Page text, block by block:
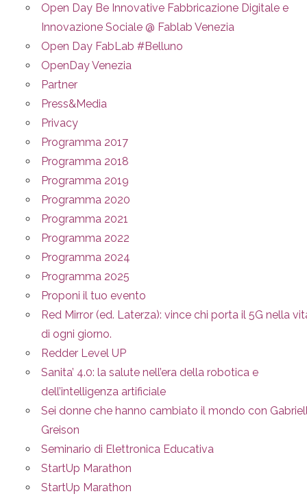
Open Day Be Innovative Fabbricazione Digitale e
Innovazione Sociale @ Fablab Venezia
Open Day FabLab #Belluno
OpenDay Venezia
Partner
Press&Media
Privacy
Programma 2017
Programma 2018
Programma 2019
Programma 2020
Programma 2021
Programma 2022
Programma 2024
Programma 2025
Proponi il tuo evento
Red Mirror (ed. Laterza): vince chi porta il 5G nella
di ogni giorno.
Redder Level UP
Sanita’ 4.0: la salute nell’era della robotica e
dell’intelligenza artificiale
Sei donne che hanno cambiato il mondo con
Greison
Seminario di Elettronica Educativa
StartUp Marathon
StartUp Marathon